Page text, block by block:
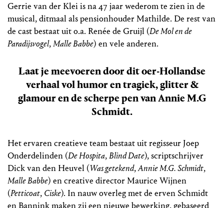
Gerrie van der Klei is na 47 jaar wederom te zien in de
musical, ditmaal als pensionhouder Mathilde. De rest van
de cast bestaat uit o.a. Renée de Gruijl (De Mol en de
Paradijsvogel,Malle Babbe) en vele anderen.
Laat je meevoeren door dit oer-Hollandse
verhaal vol humor en tragiek, glitter &
glamour en de scherpe pen van Annie M.G
Schmidt.
Het ervaren creatieve team bestaat uit regisseur Joep
Onderdelinden (De Hospita,Blind Date), scriptschrijver
Dick van den Heuvel (Was getekend,Annie M.G. Schmidt,
Malle Babbe) en creative director Maurice Wijnen
(Petticoat, Ciske). In nauw overleg met de erven Schmidt